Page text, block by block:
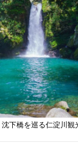
下橋を巡る仁淀川観